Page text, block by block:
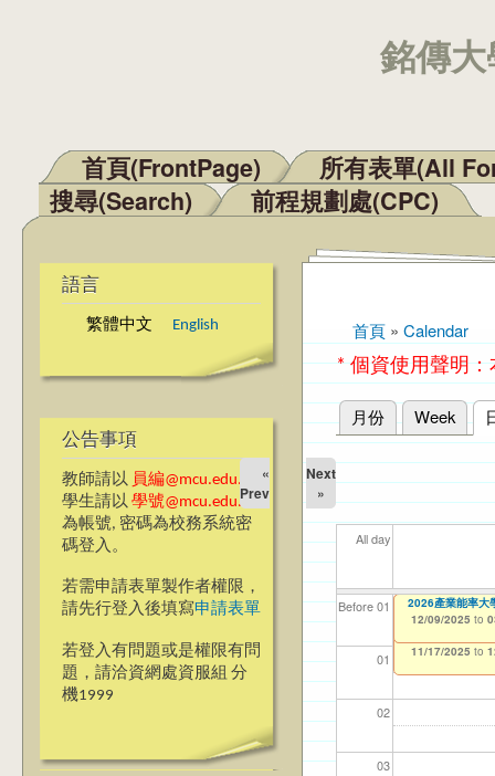
銘傳
主選單
首頁(FrontPage)
所有表單(All
搜尋(Search)
前程規劃處(CPC)
語言
繁體中文 English
公告事項
教師請以 員編@mcu.edu.tw
學生請以 學號@mcu.edu.tw
為帳號, 密碼為校務系統密
碼登入。
若需申請表單製作者權限，
請先行登入後填寫申請表單
若登入有問題或是權限有問
題，請洽資網處資服組 分
機1999
您在這裡
首頁 » Calendar
* 個資使用聲明
主要索引標籤
月份 Week
«
Prev
Next
»
All day
Before 01
01
02
03
【資網處】
整合系統～表單
12/31/2027
【財務處】工讀
11/12/2021 to
【財務處】漏打
錄
07/31/2027
114
04/
114
02/
114
03/
【學
07/
【教學暨學習資
生會學嗎？」
11/17/2025 to
＊69週年校慶網
12/01/2025 to
2026產業能率大
12/09/2025 to